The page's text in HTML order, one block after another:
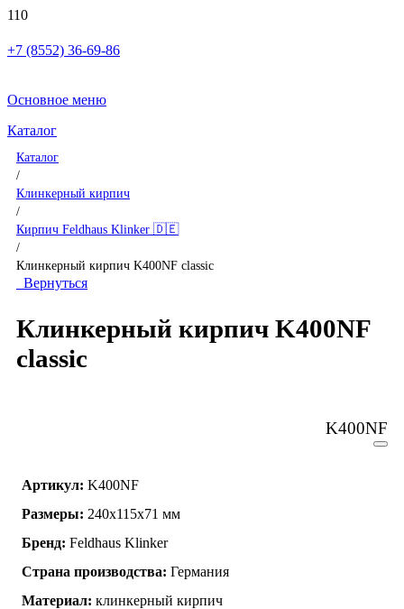
+7 (8552) 36-69-86
Основное меню
Каталог
Каталог
/
Клинкерный кирпич
/
Кирпич Feldhaus Klinker 🇩🇪
/
Клинкерный кирпич K400NF classic
Вернуться
Клинкерный кирпич K400NF
classic
K400NF
Артикул: K400NF
Размеры: 240х115х71 мм
Бренд: Feldhaus Klinker
Страна производства: Германия
Материал: клинкерный кирпич